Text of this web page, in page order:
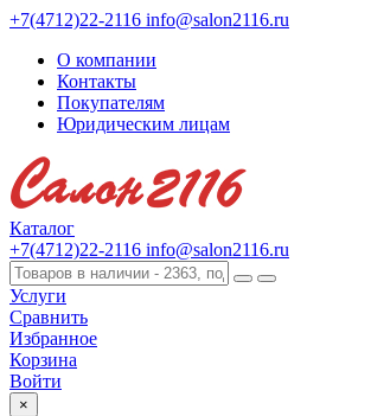
+7(4712)22-2116 info@salon2116.ru
О компании
Контакты
Покупателям
Юридическим лицам
Каталог
+7(4712)22-2116 info@salon2116.ru
Услуги
Сравнить
Избранное
Корзина
Войти
×